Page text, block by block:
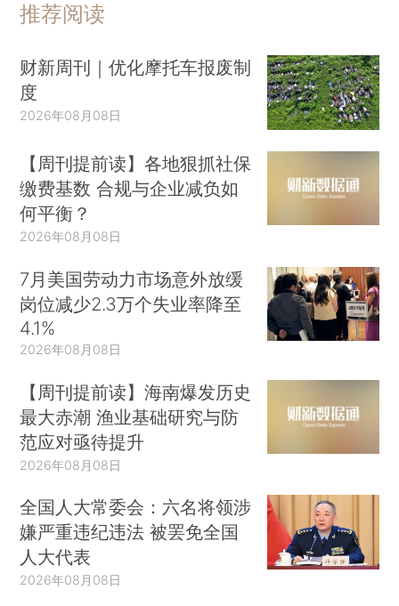
推荐阅读
财新周刊｜优化摩托车报废制
度
2026年08月08日
【周刊提前读】各地狠抓社保
缴费基数 合规与企业减负如
何平衡？
2026年08月08日
7月美国劳动力市场意外放缓
岗位减少2.3万个失业率降至
4.1%
2026年08月08日
【周刊提前读】海南爆发历史
最大赤潮 渔业基础研究与防
范应对亟待提升
2026年08月08日
全国人大常委会：六名将领涉
嫌严重违纪违法 被罢免全国
人大代表
2026年08月08日